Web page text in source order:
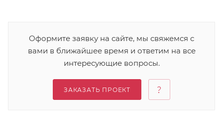
Оформите заявку на сайте, мы свяжемся с
вами в ближайшее время и ответим на все
интересующие вопросы.
ЗАКАЗАТЬ ПРОЕКТ